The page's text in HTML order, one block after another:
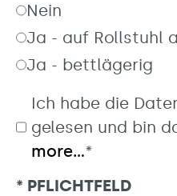
Nein
Ja - auf Rollstuhl
Ja - bettlägerig
Ich habe die
gelesen und bin
more...*
* PFLICHTFELD